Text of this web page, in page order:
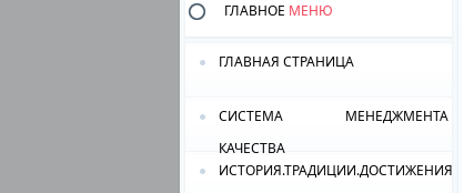
ГЛАВНОЕ МЕНЮ
ГЛАВНАЯ СТРАНИЦА
СИСТЕМА МЕНЕДЖМЕНТА
КАЧЕСТВА
ИСТОРИЯ.ТРАДИЦИИ.ДОСТИЖЕНИЯ.